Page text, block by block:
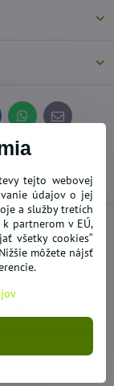
WhatsApp
E-
VÝPREDAJE
NAKUPOVANIE
tejto webovej
údajov o jej
a služby tretích
partnerom v EÚ,
všetky cookies“
môžete nájsť